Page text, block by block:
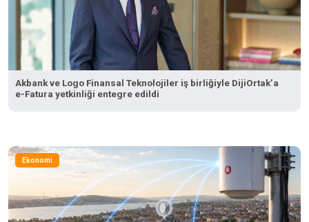
Akbank ve Logo Finansal Teknolojiler iş birliğiyle DijiOrtak’a
e-Fatura yetkinliği entegre edildi
Ekonomi